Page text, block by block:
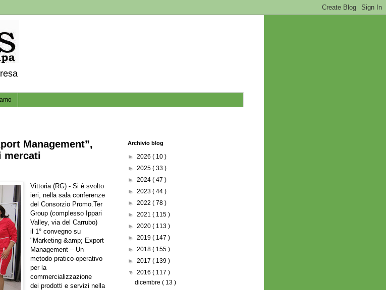
Management”,
mercati
Vittoria (RG) - Si è svolto
ieri, nella sala conferenze
del Consorzio Promo.Ter
Group (complesso Ippari
Valley, via del Carrubo)
il 1° convegno su
"Marketing &amp; Export
Management – Un
metodo pratico-operativo
per la
commercializzazione
dei prodotti e servizi nella
Archivio blog
► 2026 ( 10 )
► 2025 ( 33 )
► 2024 ( 47 )
► 2023 ( 44 )
► 2022 ( 78 )
► 2021 ( 115 )
► 2020 ( 113 )
► 2019 ( 147 )
► 2018 ( 155 )
► 2017 ( 139 )
▼ 2016 ( 117 )
dicembre( 13 )